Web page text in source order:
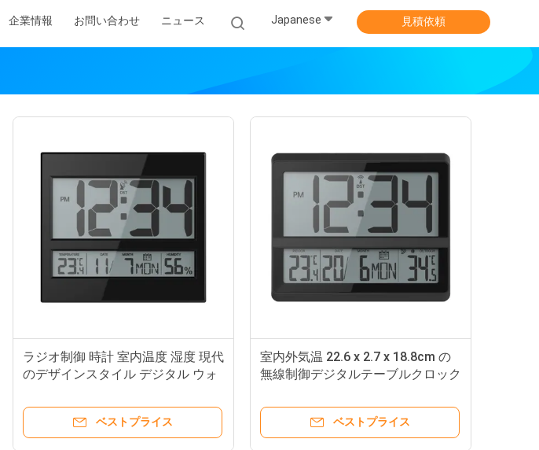
企業情報 お問い合わせ ニュース Japanese 見積依頼
ラジオ制御 時計 室内温度 湿度 現代
のデザインスタイル デジタル ウォ
ベストプライス
室内外気温 22.6 x 2.7 x 18.8cm の
無線制御デジタルテーブルクロック
ベストプライス